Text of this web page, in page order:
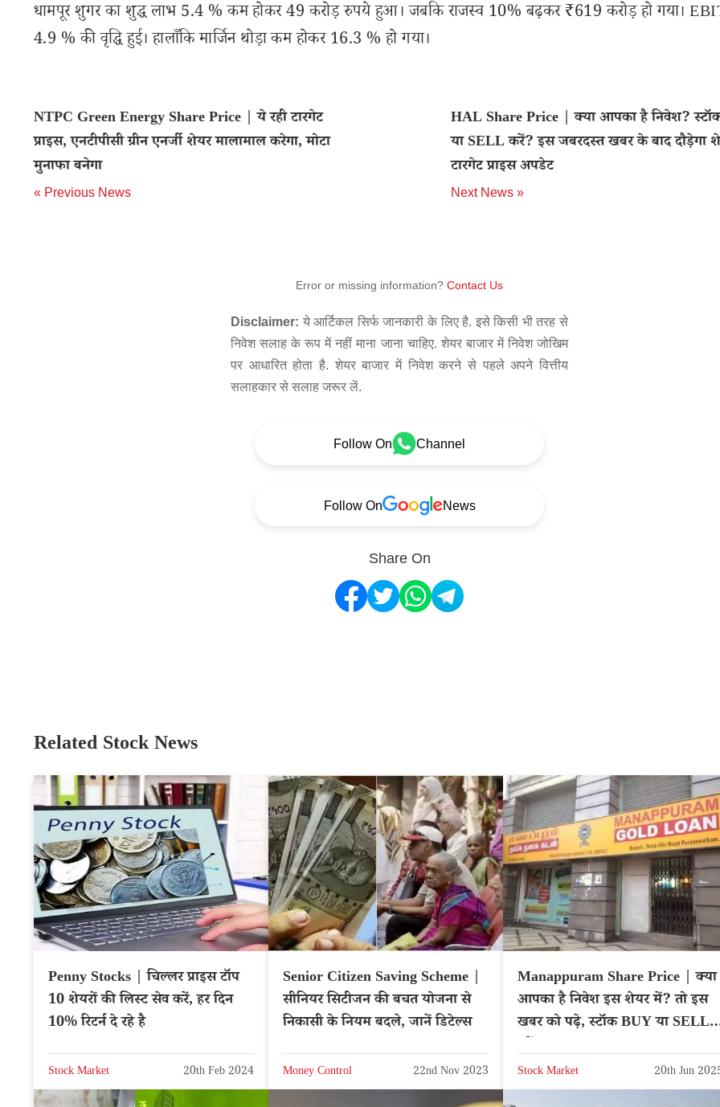
धामपूर शुगर का शुद्ध लाभ 5.4 % कम होकर 49 करोड़ रुपये हुआ। जबकि राजस्व 10% बढ़कर ₹619 करोड़ हो गया।
4.9 % की वृद्धि हुई। हालाँकि मार्जिन थोड़ा कम होकर 16.3 % हो गया।
NTPC Green Energy Share Price | ये रही टारगेट
प्राइस, एनटीपीसी ग्रीन एनर्जी शेयर मालामाल करेगा, मोटा
मुनाफा बनेगा
« Previous News
HAL Share Price | क्या आपका है निवेश?
या SELL करें? इस जबरदस्त खबर के बाद दौड़ेगा
टारगेट प्राइस अपडेट
Next News »
Error or missing information? Contact Us
Disclaimer: ये आर्टिकल सिर्फ जानकारी के लिए है. इसे किसी भी तरह से
निवेश सलाह के रूप में नहीं माना जाना चाहिए. शेयर बाजार में निवेश जोखिम
पर आधारित होता है. शेयर बाजार में निवेश करने से पहले अपने वित्तीय
सलाहकार से सलाह जरूर लें.
Follow On Channel
Follow On News
Share On
Related Stock News
Penny Stocks | चिल्लर प्राइस टॉप
10 शेयरों की लिस्ट सेव करें, हर दिन
10% रिटर्न दे रहे है
Stock Market 20th Feb 2024
Senior Citizen Saving Scheme |
सीनियर सिटीजन की बचत योजना से
निकासी के नियम बदले, जानें डिटेल्स
Money Control 22nd Nov 2023
Manappuram Share Price | क्या
आपका है निवेश इस शेयर में? तो इस
खबर को पढ़े, स्टॉक BUY या SELL
Stock Market 20th Jun